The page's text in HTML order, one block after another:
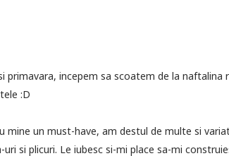
primavara, incepem sa scoatem de la
:D
mine un must-have, am destul de multe si
uri si plicuri. Le iubesc si-mi place sa-mi